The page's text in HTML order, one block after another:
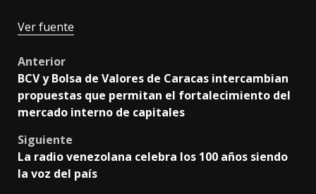
Ver fuente
Post
navigation
Anterior
BCV y Bolsa de Valores de Caracas intercambian
propuestas que permitan el fortalecimiento del
mercado interno de capitales
Siguiente
La radio venezolana celebra los 100 años siendo
la voz del país